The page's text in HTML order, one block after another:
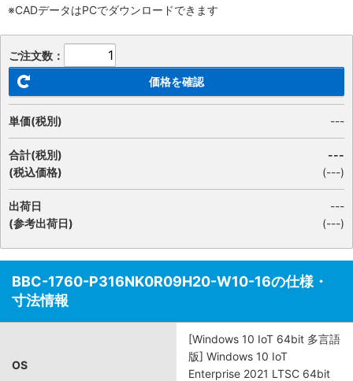
※CADデータはPCでダウンロードできます
ご注文数：
価格を確認
単価(税別) ---
合計(税別)
(税込価格)
---
(---)
出荷日
(参考出荷日)
---
(---)
BBC-1760-P316NK0R09H20-W10-16の仕様・
寸法情報
OS
[Windows 10 IoT 64bit 多言語
版] Windows 10 IoT
Enterprise 2021 LTSC 64bit